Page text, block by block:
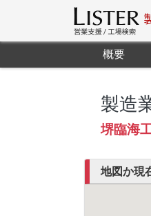
概要
製造
堺臨海
地図か現